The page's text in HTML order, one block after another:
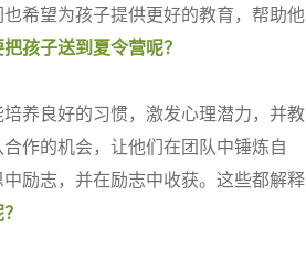
希望为孩子提供更好的教育，帮助他
孩子送到夏令营呢？
养良好的习惯，激发心理潜力，并教
作的机会，让他们在团队中锤炼自
励志，并在励志中收获。这些都解释